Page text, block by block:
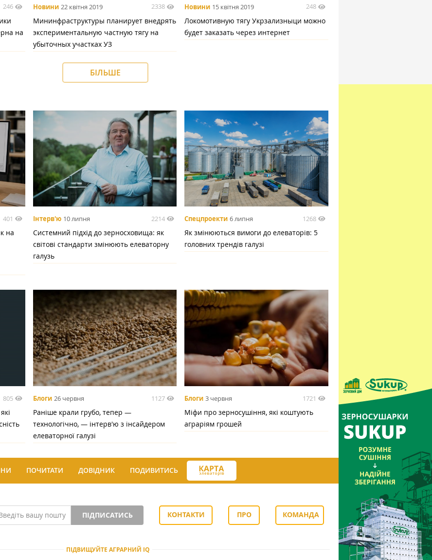
246
на
Новини 22 квітня 2019 2338
Мининфраструктуры планирует внедрять
экспериментальную частную тягу на
убыточных участках УЗ
Новини 15 квітня 2019 248
Локомотивную тягу Укрзализныци можно
будет заказать через интернет
БІЛЬШЕ
401
на
Інтерв'ю 10 липня 2214
Системний підхід до зерносховища: як
світові стандарти змінюють елеваторну
галузь
Спецпроекти 6 липня 1268
Як змінюються вимоги до елеваторів: 5
головних трендів галузі
805 Блоги 26 червня 1127
Раніше крали грубо, тепер —
технологічно, — інтерв'ю з інсайдером
елеваторної галузі
Блоги 3 червня 1721
Міфи про зерносушіння, які коштують
аграріям грошей
ПОЧИТАТИ ДОВІДНИК ПОДИВИТИСЬ
ПІДПИСАТИСЬ КОНТАКТИ
ПРО
КОМАНДА
ПІДВИЩУЙТЕ АГРАРНИЙ IQ